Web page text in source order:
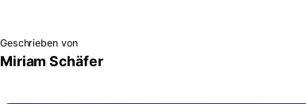
Geschrieben von
Miriam Schäfer